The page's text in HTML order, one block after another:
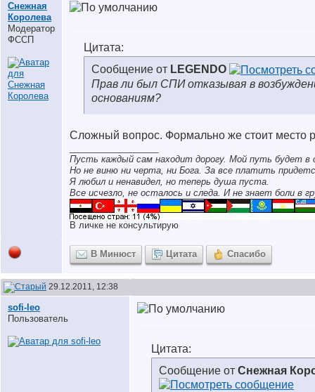
Снежная
Королева
Модератор
ФССП
Цитата:
Сообщение от LEGENDO
Прав ли был СПИ отказывая в
основаниям?
Сложный вопрос. Формально же стоит место
Пусть каждый сам находит дорогу. Мой путь будет в
Но не виню ни черта, ни Бога. За все платить
Я любил и ненавидел, но теперь душа пуста.
Все исчезло, не осталось и следа. И не знает боли в
В личке не консультирую
В Минюст Цитата Спасибо
29.12.2011, 12:38
sofi-leo
Пользователь
Цитата:
Сообщение от Снежная